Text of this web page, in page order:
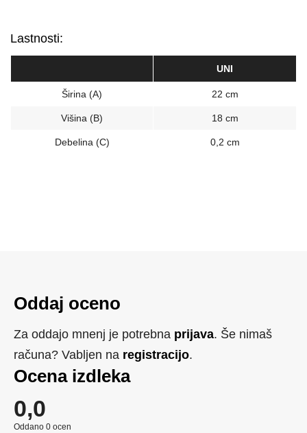
Lastnosti:
UNI
Širina (A) 22 cm
Višina (B) 18 cm
Debelina (C) 0,2 cm
Oddaj oceno
Za oddajo mnenj je potrebna prijava. Še nimaš
računa? Vabljen na registracijo.
Ocena izdleka
0,0
Oddano 0 ocen